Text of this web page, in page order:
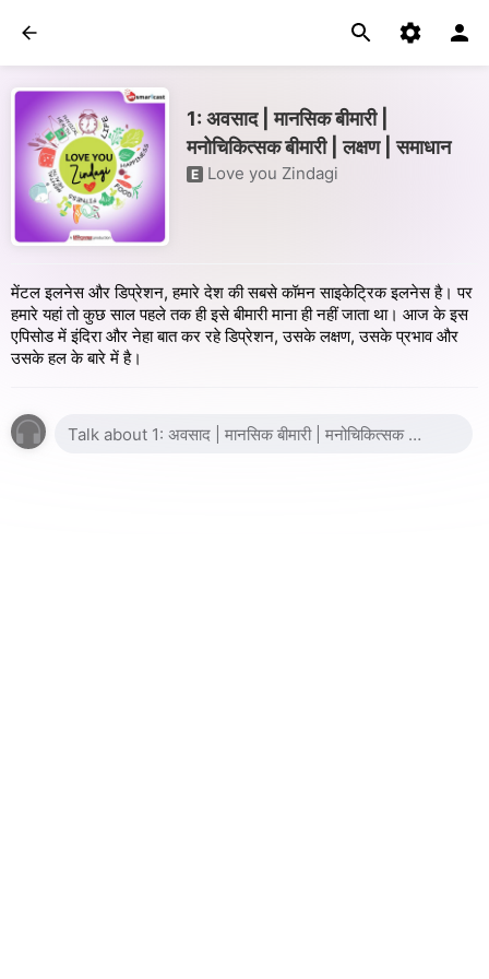
1: अवसाद | मानसिक बीमारी |
मनोचिकित्सक बीमारी | लक्षण | समाधान
E Love you Zindagi
मेंटल इलनेस और डिप्रेशन, हमारे देश की सबसे कॉमन साइकेट्रिक इलनेस है। पर
हमारे यहां तो कुछ साल पहले तक ही इसे बीमारी माना ही नहीं जाता था। आज के इस
एपिसोड में इंदिरा और नेहा बात कर रहे डिप्रेशन, उसके लक्षण, उसके प्रभाव और
उसके हल के बारे में है।